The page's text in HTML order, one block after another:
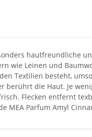
hautfreundliche
wie Leinen und
Textilien besteht,
berührt die Haut. Je
Flecken entfernt
MEA Parfum Amyl